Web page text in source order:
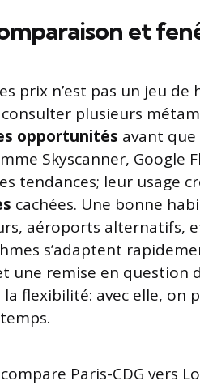
et
prix n’est pas un jeu de
plusieurs
opportunités avant
Skyscanner, Google
tendances; leur usage
cachées. Une bonne
aéroports alternatifs,
s’adaptent
une remise en question
flexibilité: avec elle, on
Paris-CDG vers